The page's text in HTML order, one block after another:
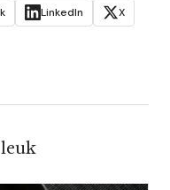
LinkedIn
X